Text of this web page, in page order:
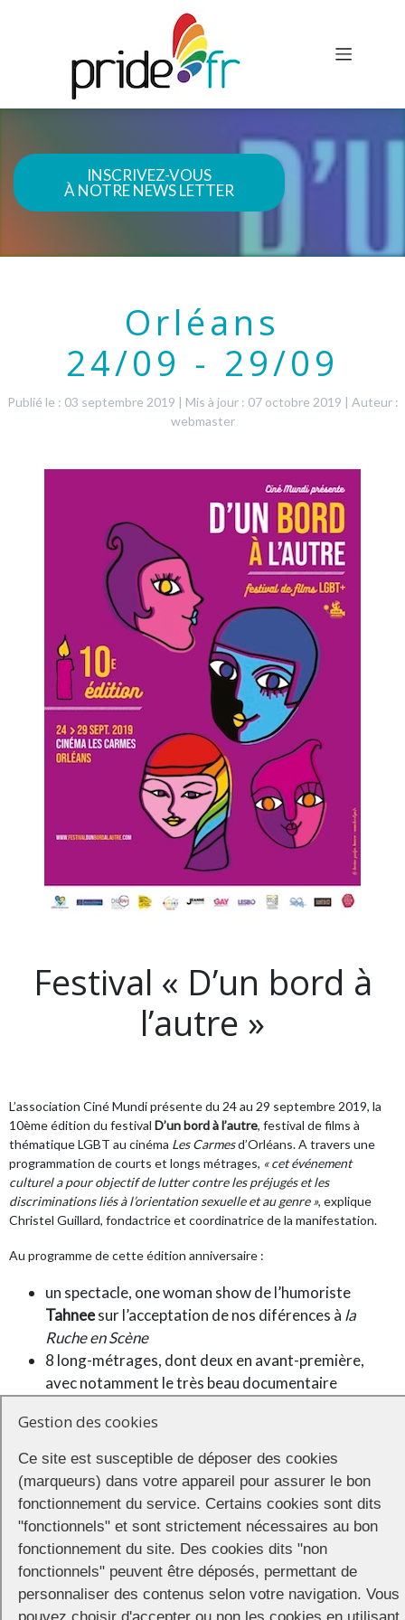
INSCRIVEZ-VOUS
À NOTRE NEWS LETTER
Orléans
24/09 - 29/09
Publié le : 03 septembre 2019 | Mis à jour : 07 octobre 2019 | Auteur :
webmaster
Festival « D’un bord à
l’autre »
L’association Ciné Mundi présente du 24 au 29 septembre 2019, la
10ème édition du festival D’un bord à l’autre, festival de films à
thématique LGBT au cinéma Les Carmesd’Orléans. A travers une
programmation de courts et longs métrages, « cet événement
culturel a pour objectif de lutter contre les préjugés et les
discriminations liés à l’orientation sexuelle et au genre », explique
Christel Guillard, fondactrice et coordinatrice de la manifestation.
Au programme de cette édition anniversaire :
un spectacle, one woman show de l’humoriste
Tahneesur l’acceptation de nos diférences à la
Ruche en Scène
8 long-métrages, dont deux en avant-première,
avec notamment le très beau documentaire
une séance de courts-métrages,
et une exposition intitulée
LGBTI+ Stories
propose une relecture des visuels des films à
thématique LGBT sortis au cours de la dernière
décennie :
Tomboy La vie d’Adèle
Call me by your
name
Retrouvez la programmation, les tarifs et les horaires des séances
sur le site du festival :http://www.festivaldunbordalautre.com/
Gestion des cookies
Ce site est susceptible de déposer des cookies
(marqueurs) dans votre appareil pour assurer le bon
fonctionnement du service. Certains cookies sont dits
"fonctionnels" et sont strictement nécessaires au bon
fonctionnement du site. Des cookies dits "non
fonctionnels" peuvent être déposés, permettant de
personnaliser des contenus selon votre navigation. Vous